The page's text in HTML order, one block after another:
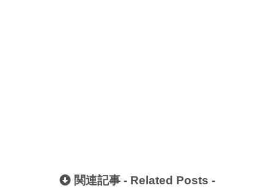
関連記事 - Related Posts -